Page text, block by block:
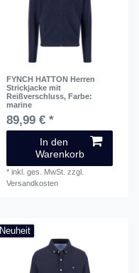
FYNCH HATTON Herren
Strickjacke mit
Reißverschluss, Farbe:
marine
89,99 € *
In den
Warenkorb
*inkl. ges. MwSt. zzgl.
Versandkosten
Neuheit